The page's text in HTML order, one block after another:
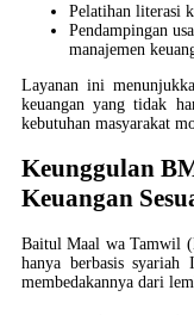
Pelatihan literasi
Pendampingan
manajemen
Layanan ini
keuangan yang tidak
kebutuhan masyarakat
Keunggulan
Keuangan
Baitul Maal wa Tamwil
hanya berbasis
membedakannya dari